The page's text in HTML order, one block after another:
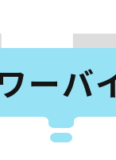
ーバ